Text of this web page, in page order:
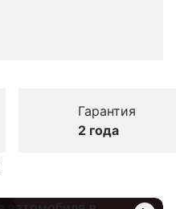
Гарантия
2 года